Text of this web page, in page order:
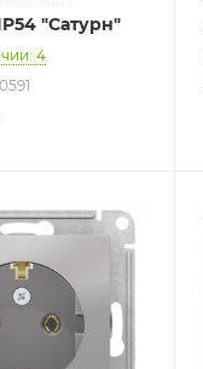
"Сатурн"
: 4